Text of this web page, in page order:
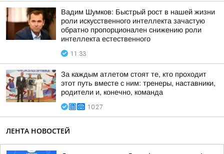
Вадим Шумков: Быстрый рост в нашей жизни
роли искусственного интеллекта зачастую
обратно пропорционален снижению роли
интеллекта естественного
11:33
За каждым атлетом стоят те, кто проходит
этот путь вместе с ним: тренеры, наставники,
родители и, конечно, команда
10:27
ЛЕНТА НОВОСТЕЙ